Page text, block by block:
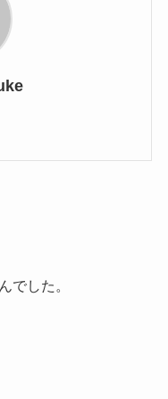
でした。